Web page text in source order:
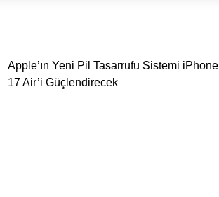
Yazı dolaşımı
Apple’ın Yeni Pil Tasarrufu Sistemi iPhone
17 Air’i Güçlendirecek